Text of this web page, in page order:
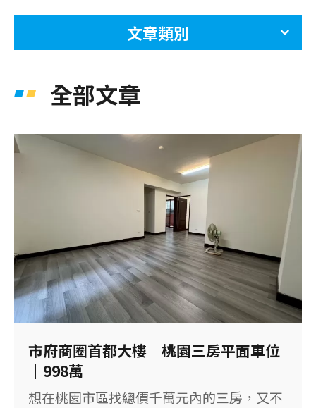
文章類別
全部文章
市府商圈首都大樓｜桃園三房平面車位
｜998萬
想在桃園市區找總價千萬元內的三房，又不